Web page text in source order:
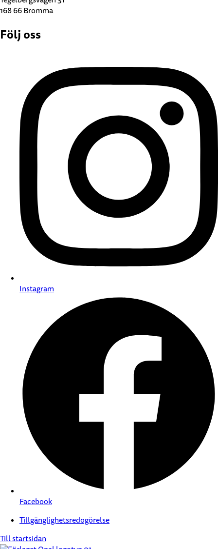
168 66 Bromma
Följ oss
Instagram
Facebook
Tillgänglighetsredogörelse
Till startsidan